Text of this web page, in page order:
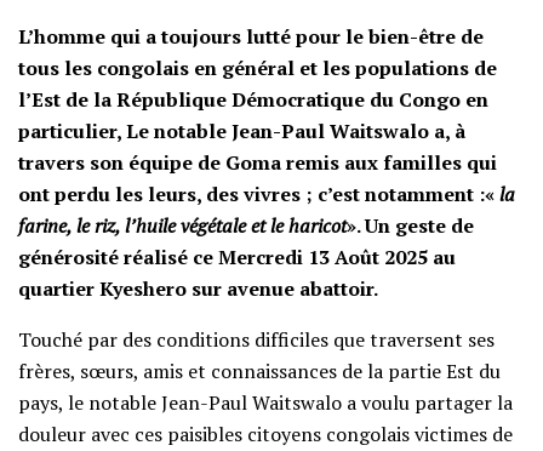
L’homme qui a toujours lutté pour le bien-être de
tous les congolais en général et les populations de
l’Est de la République Démocratique du Congo en
particulier, Le notable Jean-Paul Waitswalo a, à
travers son équipe de Goma remis aux familles qui
ont perdu les leurs, des vivres ; c’est notamment :«la
farine, le riz, l’huile végétale et le haricot». Un geste de
générosité réalisé ce Mercredi 13 Août 2025 au
quartier Kyeshero sur avenue abattoir.
Touché par des conditions difficiles que traversent ses
frères, sœurs, amis et connaissances de la partie Est du
pays, le notable Jean-Paul Waitswalo a voulu partager la
douleur avec ces paisibles citoyens congolais victimes de